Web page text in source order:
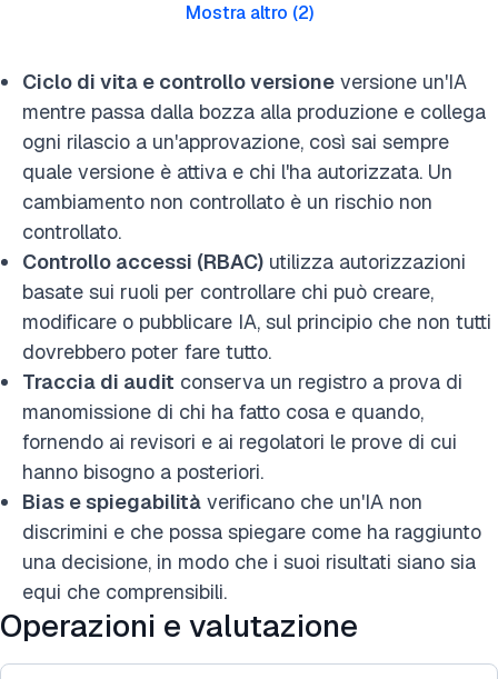
Mostra altro (2)
Ciclo di vita e controllo versione versione un'IA
mentre passa dalla bozza alla produzione e collega
ogni rilascio a un'approvazione, così sai sempre
quale versione è attiva e chi l'ha autorizzata. Un
cambiamento non controllato è un rischio non
controllato.
Controllo accessi (RBAC) utilizza autorizzazioni
basate sui ruoli per controllare chi può creare,
modificare o pubblicare IA, sul principio che non tutti
dovrebbero poter fare tutto.
Traccia di audit conserva un registro a prova di
manomissione di chi ha fatto cosa e quando,
fornendo ai revisori e ai regolatori le prove di cui
hanno bisogno a posteriori.
Bias e spiegabilità verificano che un'IA non
discrimini e che possa spiegare come ha raggiunto
una decisione, in modo che i suoi risultati siano sia
equi che comprensibili.
Operazioni e valutazione